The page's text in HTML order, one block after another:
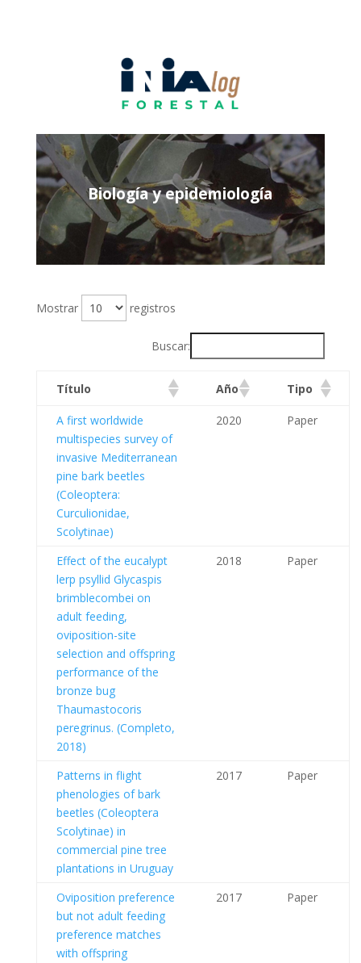
Biología y epidemiología
Mostrar registros
Buscar:
Título Año Tipo
A first worldwide
multispecies survey of
invasive Mediterranean
pine bark beetles
(Coleoptera:
Curculionidae,
Scolytinae)
2020 Paper
Effect of the eucalypt
lerp psyllid Glycaspis
brimblecombei on
adult feeding,
oviposition-site
selection and offspring
performance of the
bronze bug
Thaumastocoris
peregrinus. (Completo,
2018)
2018 Paper
Patterns in flight
phenologies of bark
beetles (Coleoptera
Scolytinae) in
commercial pine tree
plantations in Uruguay
2017 Paper
Oviposition preference
but not adult feeding
preference matches
with offspring
2017 Paper